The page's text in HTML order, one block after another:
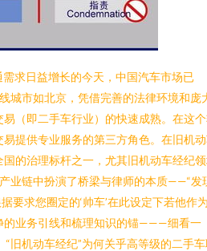
求日益增长的今天，中国汽车市场已
城市如北京，凭借完善的法律环境和庞
（即二手车行业）的快速成熟。在这
提供专业服务的第三方角色。在旧机
的治理标杆之一，尤其旧机动车经纪
业链中扮演了桥梁与律师的本质——“发
要求您圈定的‘帅车’在此设定下若他作
的业务引线和梳理知识的锚———细看一
“旧机动车经纪”为何关乎高等级的二手